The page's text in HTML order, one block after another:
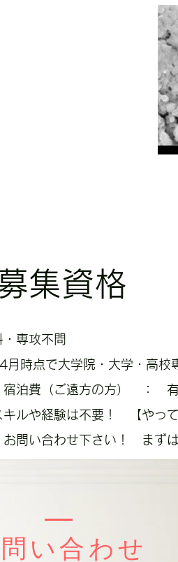
集資格
・専攻不問
時点で大学院・大学・高校
宿泊費（ご遠方の方） ：
キルや経験は不要！ 【やっ
お問い合わせ下さい！ まず
い合わせ